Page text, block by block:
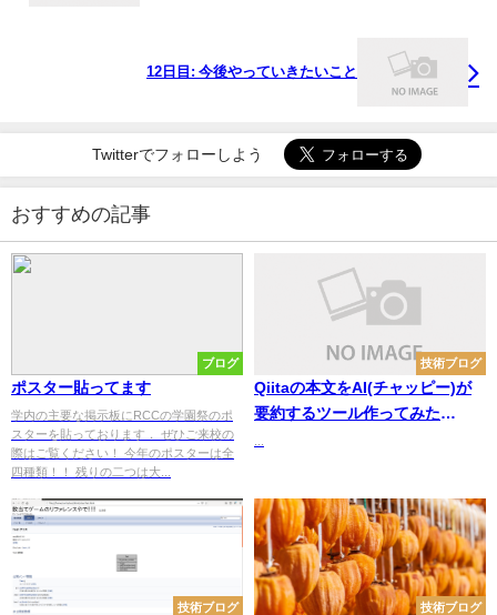
12日目: 今後やっていきたいこと
Twitterでフォローしよう
おすすめの記事
ブログ
ポスター貼ってます
学内の主要な掲示板にRCCの学園祭のポ
スターを貼っております． ぜひご来校の
際はご覧ください！ 今年のポスターは全
四種類！！ 残りの二つは大...
技術ブログ
Qiitaの本文をAI(チャッピー)が
要約するツール作ってみた
技術ブログ 技術ブログ